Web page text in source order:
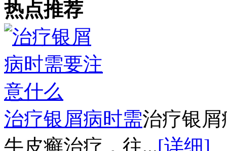
热点推荐
治疗银屑病时需治疗银
牛皮癣治疗，往...[详细]